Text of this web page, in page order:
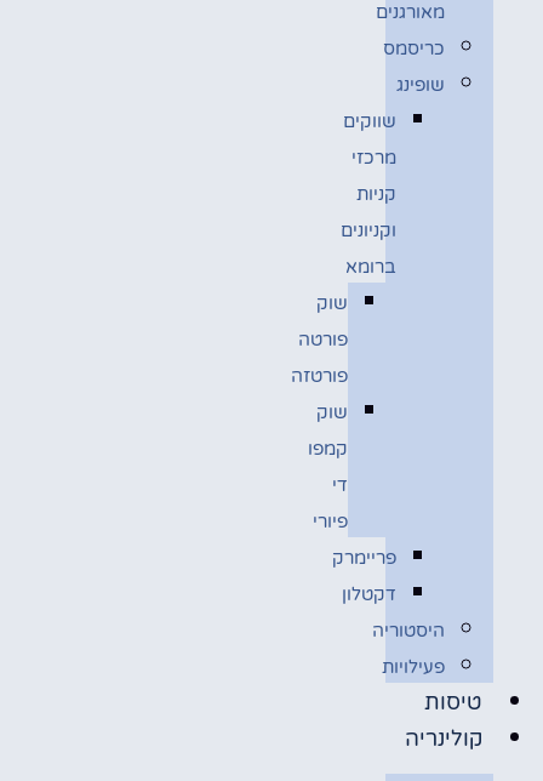
מאורגנים
כריסמס
שופינג
שווקים
מרכזי
קניות
וקניונים
ברומא
שוק
פורטה
פורטזה
שוק
קמפו
די
פיורי
פריימרק
דקטלון
היסטוריה
פעילויות
טיסות
קולינריה